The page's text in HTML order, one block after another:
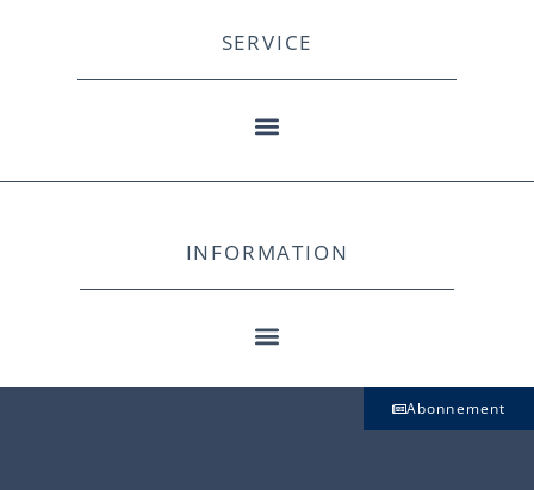
SERVICE
INFORMATION
Abonnement